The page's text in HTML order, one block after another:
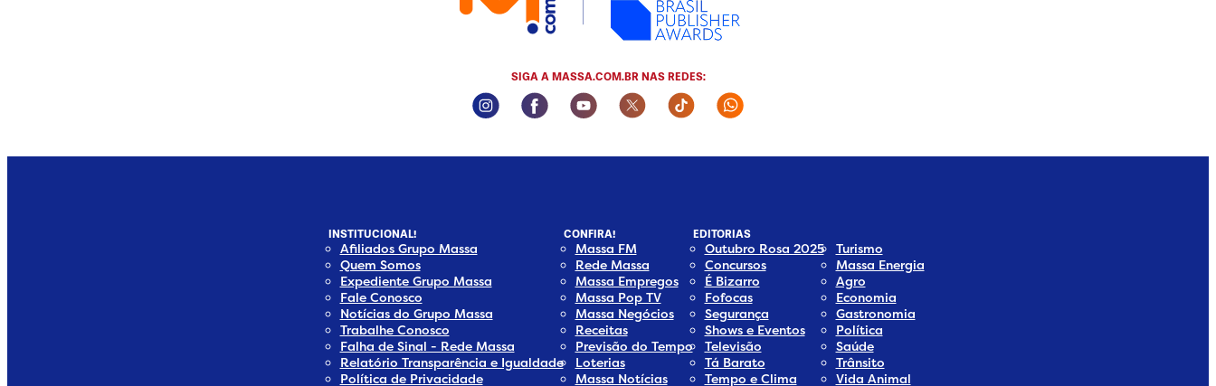
SIGA A MASSA.COM.BR NAS REDES:
Instagram Social Media
Facebook Social Media
Youtube Social Media
Twitter Social Media
Tiktok Social Media
Whatsapp Social Media
INSTITUCIONAL!
Afiliados Grupo Massa
Quem Somos
Expediente Grupo Massa
Fale Conosco
Notícias do Grupo Massa
Trabalhe Conosco
Falha de Sinal - Rede Massa
Relatório Transparência e Igualdade
Política de Privacidade
CONFIRA!
Massa FM
Rede Massa
Massa Empregos
Massa Pop TV
Massa Negócios
Receitas
Previsão do Tempo
Loterias
Massa Notícias
EDITORIAS
Outubro Rosa 2025
Concursos
É Bizarro
Fofocas
Segurança
Shows e Eventos
Televisão
Tá Barato
Tempo e Clima
Turismo
Massa Energia
Agro
Economia
Gastronomia
Política
Saúde
Trânsito
Vida Animal